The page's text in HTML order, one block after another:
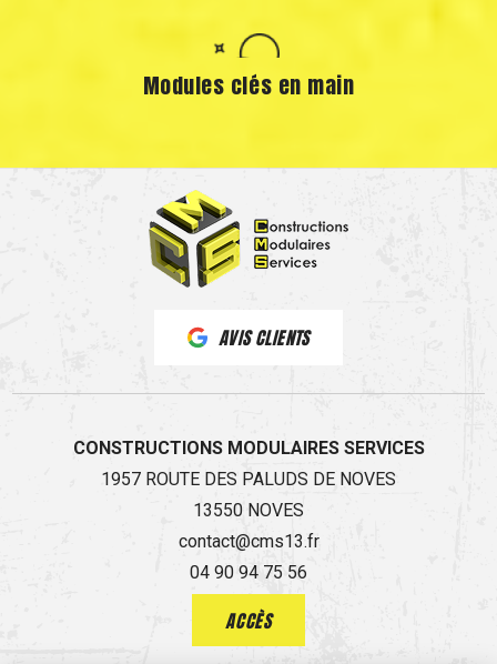
Modules clés en main
AVIS CLIENTS
CONSTRUCTIONS MODULAIRES SERVICES
1957 ROUTE DES PALUDS DE NOVES
13550 NOVES
contact@cms13.fr
04 90 94 75 56
ACCÈS